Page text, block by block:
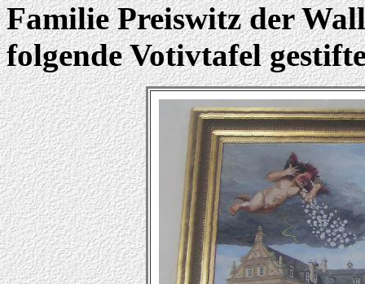
Familie Preiswitz der
folgende Votivtafel